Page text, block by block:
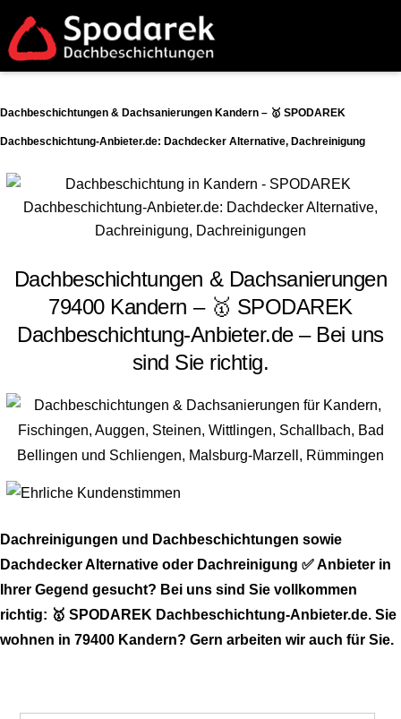
Dachbeschichtungen & Dachsanierungen Kandern – 🥇 SPODAREK
Dachbeschichtung-Anbieter.de: Dachdecker Alternative, Dachreinigung
Dachbeschichtungen & Dachsanierungen
79400 Kandern – 🥇 SPODAREK
Dachbeschichtung-Anbieter.de – Bei uns
sind Sie richtig.
Dachreinigungen und Dachbeschichtungen sowie
Dachdecker Alternative oder Dachreinigung ✅ Anbieter in
Ihrer Gegend gesucht? Bei uns sind Sie vollkommen
richtig: 🥇 SPODAREK Dachbeschichtung-Anbieter.de. Sie
wohnen in 79400 Kandern? Gern arbeiten wir auch für Sie.